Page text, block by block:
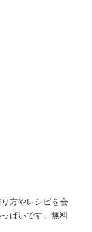
方やレシピを会
ぱいです。無料